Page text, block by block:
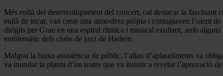
Més enllà del desenvolupament del concert, cal destacar la fascinant
enllà de tocar, van crear una atmosfera pròpia i contagiaven l’oient
dirigits per Grau en una espiral rítmica i musical exultant, amb
emblemàtic dels clubs de jazz de Harlem.
Malgrat la baixa assistència de públic, l’allau d’aplaudiments va
va inundar la planta d’un teatre que va insistir a revelar l’aprovació